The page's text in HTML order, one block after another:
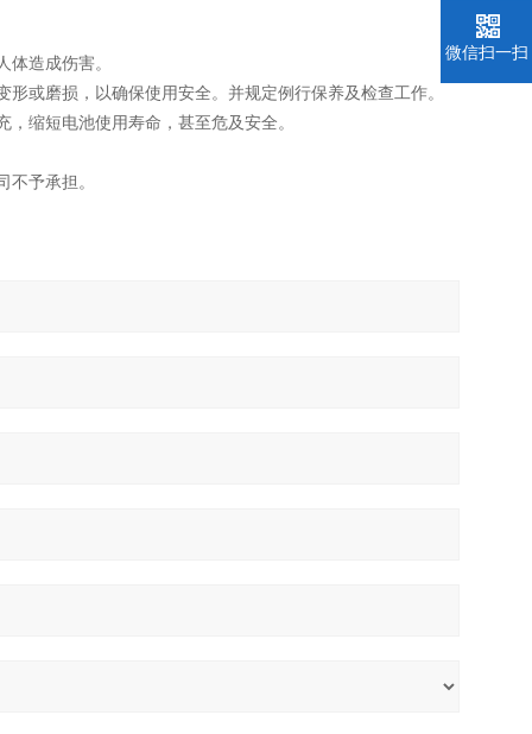
体造成伤害。
或磨损，以确保使用安全。并规定例行保养及检查工作。
缩短电池使用寿命，甚至危及安全。
不予承担。
微信扫一扫